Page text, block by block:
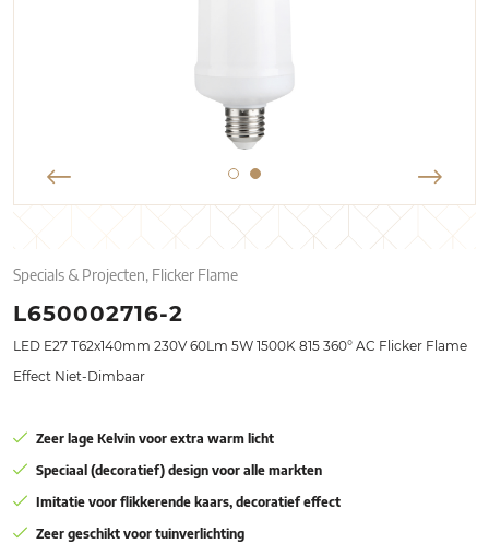
Specials & Projecten, Flicker Flame
L650002716-2
LED E27 T62x140mm 230V 60Lm 5W 1500K 815 360° AC Flicker Flame
Effect Niet-Dimbaar
Zeer lage Kelvin voor extra warm licht
Speciaal (decoratief) design voor alle markten
Imitatie voor flikkerende kaars, decoratief effect
Zeer geschikt voor tuinverlichting